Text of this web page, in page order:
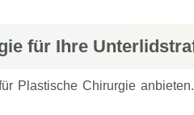
für Ihre
Plastische Chirurgie